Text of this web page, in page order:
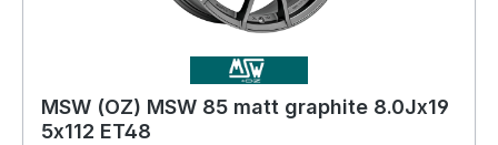
MSW (OZ) MSW 85 matt graphite 8.0Jx19
5x112 ET48